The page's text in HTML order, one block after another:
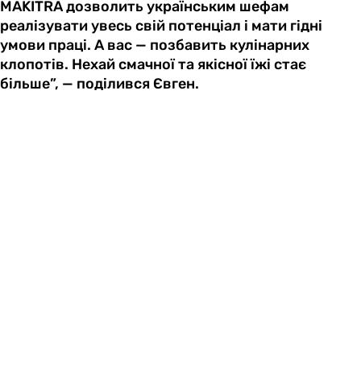
MAKITRA дозволить українським шефам
реалізувати увесь свій потенціал і мати гідні
умови праці. А вас — позбавить кулінарних
клопотів. Нехай смачної та якісної їжі стає
більше”, — поділився Євген.